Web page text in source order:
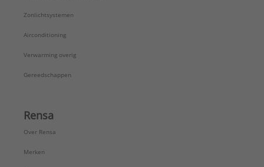
Zonlichtsystemen
Airconditioning
Verwarming overig
Gereedschappen
Rensa
Over Rensa
Merken